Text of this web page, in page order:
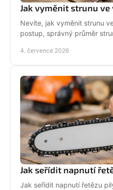
Jak vyměnit strunu
Nevíte, jak vyměnit strunu
postup, správný průměr
4. července 2026
Jak seřídit napnutí
Jak seřídit napnutí řetězu